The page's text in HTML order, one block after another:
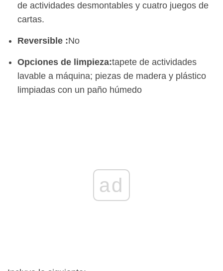
de actividades desmontables y cuatro juegos de
cartas.
Reversible :No
Opciones de limpieza:tapete de actividades
lavable a máquina; piezas de madera y plástico
limpiadas con un paño húmedo
ad